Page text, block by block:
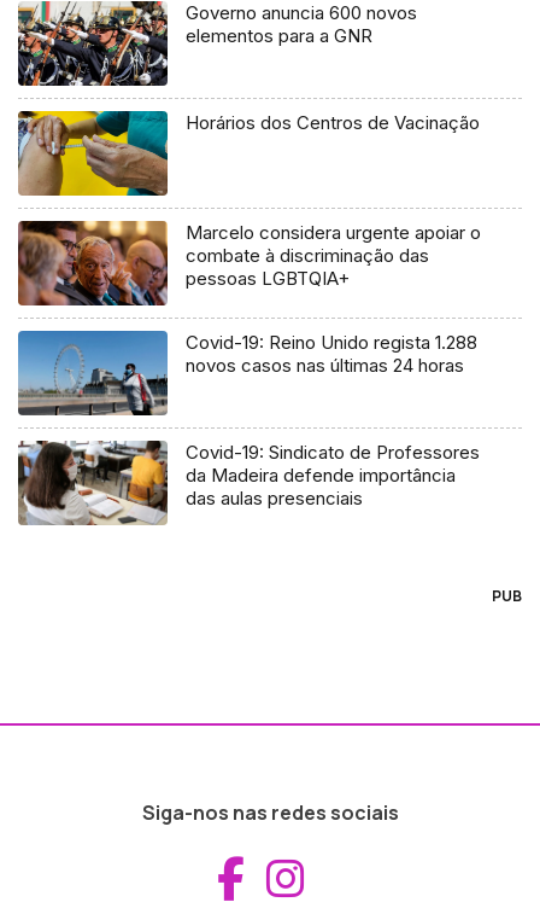
Governo anuncia 600 novos
elementos para a GNR
Horários dos Centros de Vacinação
Marcelo considera urgente apoiar o
combate à discriminação das
pessoas LGBTQIA+
Covid-19: Reino Unido regista 1.288
novos casos nas últimas 24 horas
Covid-19: Sindicato de Professores
da Madeira defende importância
das aulas presenciais
PUB
Siga-nos nas redes sociais
Aceder ao